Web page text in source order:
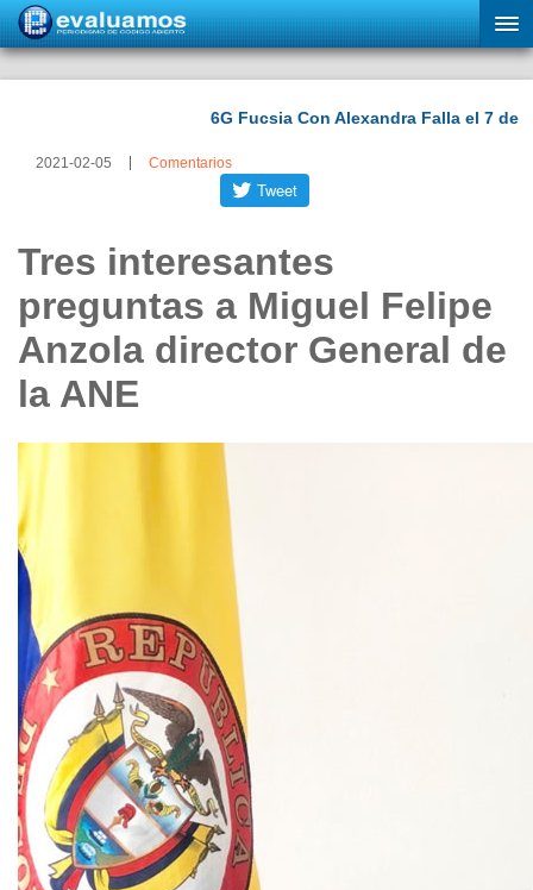
2021-02-05 Comentarios
Tres interesantes
preguntas a Miguel Felipe
Anzola director General de
la ANE